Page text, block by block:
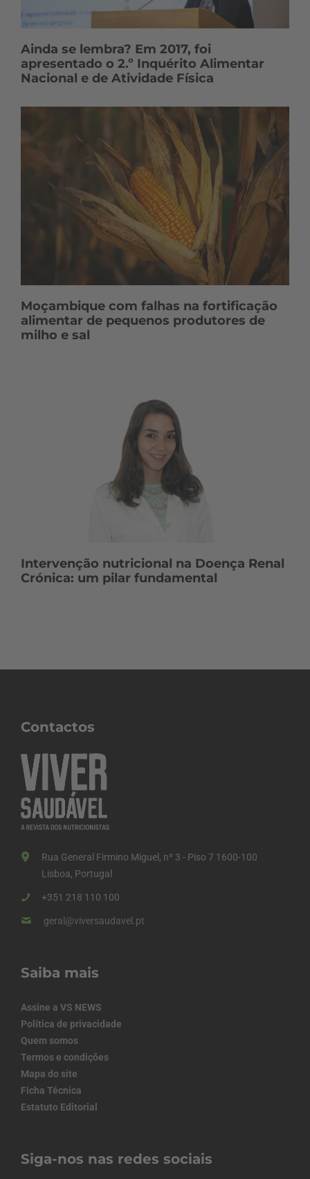
Ainda se lembra? Em 2017, foi
apresentado o 2.º Inquérito Alimentar
Nacional e de Atividade Física
Moçambique com falhas na fortificação
alimentar de pequenos produtores de
milho e sal
Intervenção nutricional na Doença Renal
Crónica: um pilar fundamental
Contactos
Rua General Firmino Miguel, nº 3 - Piso 7 1600-100
Lisboa, Portugal
+351 218 110 100
geral@viversaudavel.pt
Saiba mais
Assine a VS NEWS
Política de privacidade
Quem somos
Termos e condições
Mapa do site
Ficha Técnica
Estatuto Editorial
Siga-nos nas redes sociais